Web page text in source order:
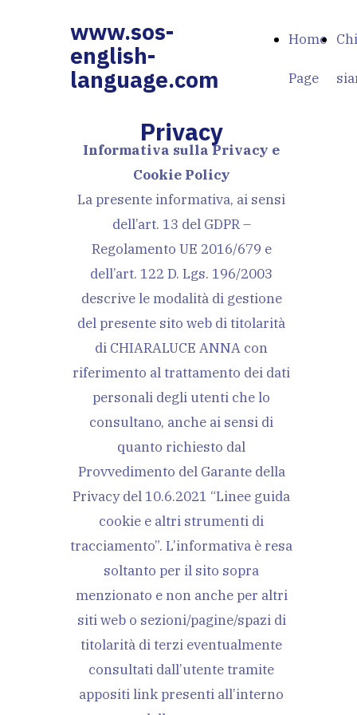
www.sos-
english-
language.com
Home
Page
Chi
Privacy
Informativa sulla Privacy e
Cookie Policy
La presente informativa, ai sensi
dell’art. 13 del GDPR –
Regolamento UE 2016/679 e
dell’art. 122 D. Lgs. 196/2003
descrive le modalità di gestione
del presente sito web di titolarità
di CHIARALUCE ANNA con
riferimento al trattamento dei dati
personali degli utenti che lo
consultano, anche ai sensi di
quanto richiesto dal
Provvedimento del Garante della
Privacy del 10.6.2021 “Linee guida
cookie e altri strumenti di
tracciamento”. L’informativa è resa
soltanto per il sito sopra
menzionato e non anche per altri
siti web o sezioni/pagine/spazi di
titolarità di terzi eventualmente
consultati dall’utente tramite
appositi link presenti all’interno